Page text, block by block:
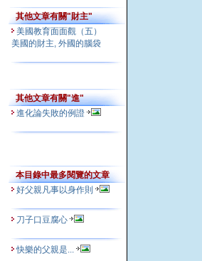
其他文章有關"財主"
美國教育面面觀（五）
美國的財主, 外國的腦袋
其他文章有關"進"
進化論失敗的例證
本目錄中最多閱覽的文章
好父親凡事以身作則
刀子口豆腐心
快樂的父親是...